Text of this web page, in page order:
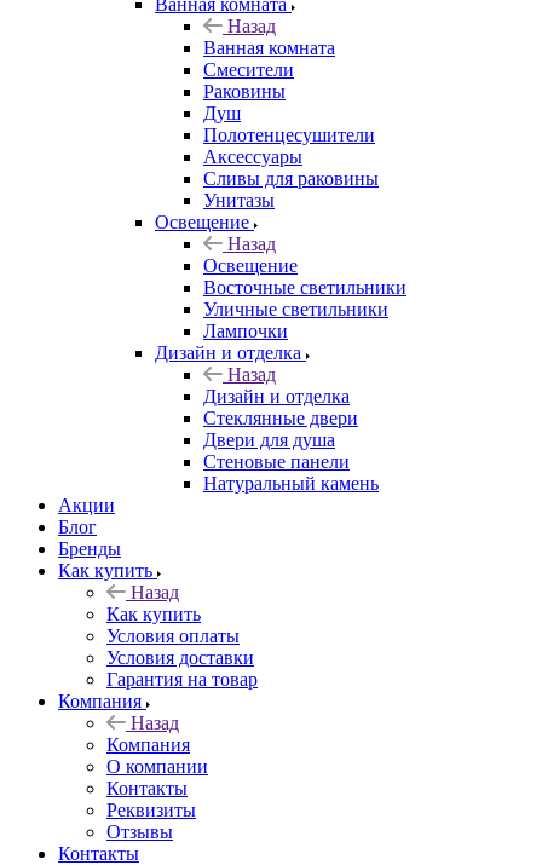
Ванная комната
Назад
Ванная комната
Смесители
Раковины
Душ
Полотенцесушители
Аксессуары
Сливы для раковины
Унитазы
Освещение
Назад
Освещение
Восточные светильники
Уличные светильники
Лампочки
Дизайн и отделка
Назад
Дизайн и отделка
Стеклянные двери
Двери для душа
Стеновые панели
Натуральный камень
Акции
Блог
Бренды
Как купить
Назад
Как купить
Условия оплаты
Условия доставки
Гарантия на товар
Компания
Назад
Компания
О компании
Контакты
Реквизиты
Отзывы
Контакты